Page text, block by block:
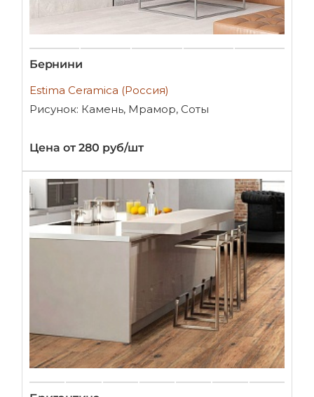
Бернини
Estima Ceramica (Россия)
Рисунок: Камень, Мрамор, Соты
Цена от 280 руб/шт